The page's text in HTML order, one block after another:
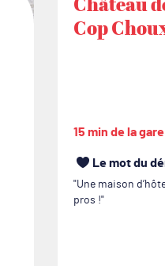
Cop
15 min de la
Le mot du
Une maison
pros !